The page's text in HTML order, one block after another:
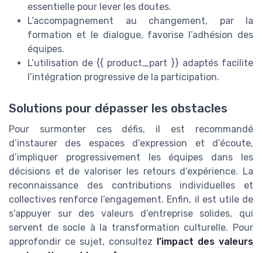
essentielle pour lever les doutes.
L’accompagnement au changement, par la
formation et le dialogue, favorise l’adhésion des
équipes.
L’utilisation de {{ product_part }} adaptés facilite
l’intégration progressive de la participation.
Solutions pour dépasser les obstacles
Pour surmonter ces défis, il est recommandé
d’instaurer des espaces d’expression et d’écoute,
d’impliquer progressivement les équipes dans les
décisions et de valoriser les retours d’expérience. La
reconnaissance des contributions individuelles et
collectives renforce l’engagement. Enfin, il est utile de
s’appuyer sur des valeurs d’entreprise solides, qui
servent de socle à la transformation culturelle. Pour
approfondir ce sujet, consultez l’impact des valeurs